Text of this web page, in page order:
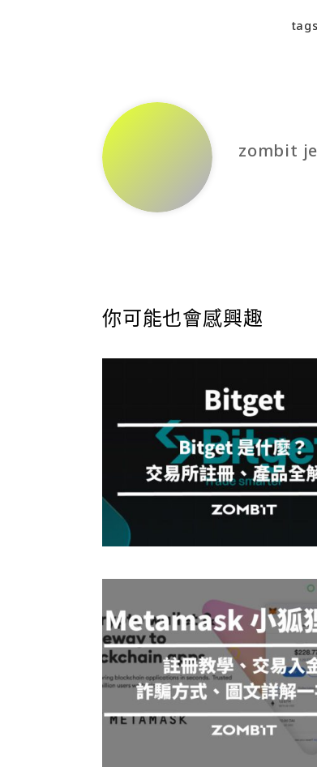
zombit
你可能也會感興趣